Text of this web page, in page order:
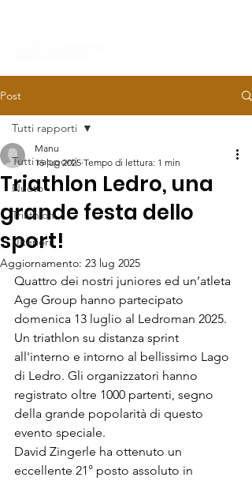
Post
Tutti rapporti
Nuoto
Triathlon
Ulteriori
Tutti rapporti
Triathlon Ledro, una
grande festa dello
sport!
Manu
16 lug 2025 Tempo di lettura: 1 min
Aggiornamento: 23 lug 2025
Quattro dei nostri juniores ed un’atleta
Age Group hanno partecipato
domenica 13 luglio al Ledroman 2025.
Un triathlon su distanza sprint
all'interno e intorno al bellissimo Lago
di Ledro. Gli organizzatori hanno
registrato oltre 1000 partenti, segno
della grande popolarità di questo
evento speciale.
David Zingerle ha ottenuto un
eccellente 21° posto assoluto in